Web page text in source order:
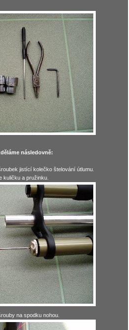
následovně:
jistící kolečko štelování útlumu.
kuličku a pružinku.
na spodku nohou.